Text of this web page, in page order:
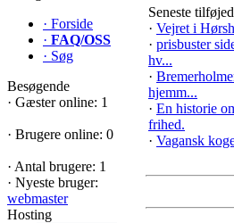
· Forside
· FAQ/OSS
· Søg
Besøgende
· Gæster online: 1
· Brugere online: 0
· Antal brugere: 1
· Nyeste bruger:
webmaster
Hosting
Seneste
· Vejret i
· prisbuster
hv...
·
hjemm...
· En historie
frihed.
· Vagansk